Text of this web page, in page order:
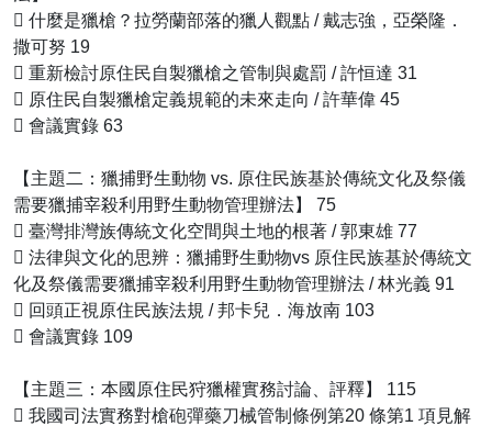
􀁺 什麼是獵槍？拉勞蘭部落的獵人觀點 / 戴志強，亞榮隆．
撒可努 19
􀁺 重新檢討原住民自製獵槍之管制與處罰 / 許恒達 31
􀁺 原住民自製獵槍定義規範的未來走向 / 許華偉 45
􀁺 會議實錄 63
【主題二：獵捕野生動物 vs. 原住民族基於傳統文化及祭儀
需要獵捕宰殺利用野生動物管理辦法】 75
􀁺 臺灣排灣族傳統文化空間與土地的根著 / 郭東雄 77
􀁺 法律與文化的思辨：獵捕野生動物vs 原住民族基於傳統文
化及祭儀需要獵捕宰殺利用野生動物管理辦法 / 林光義 91
􀁺 回頭正視原住民族法規 / 邦卡兒．海放南 103
􀁺 會議實錄 109
【主題三：本國原住民狩獵權實務討論、評釋】 115
􀁺 我國司法實務對槍砲彈藥刀械管制條例第20 條第1 項見解